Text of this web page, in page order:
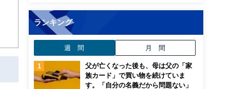
ランキング
週 間 月 間
父が亡くなった後も、母は父の「家
族カード」で買い物を続けていま
す。「自分の名義だから問題ない」